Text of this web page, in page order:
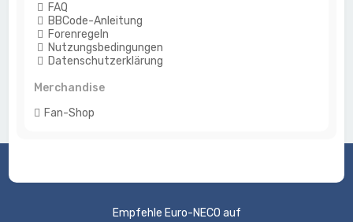
FAQ
BBCode-Anleitung
Forenregeln
Nutzungsbedingungen
Datenschutzerklärung
Merchandise
Fan-Shop
Empfehle Euro-NECO auf